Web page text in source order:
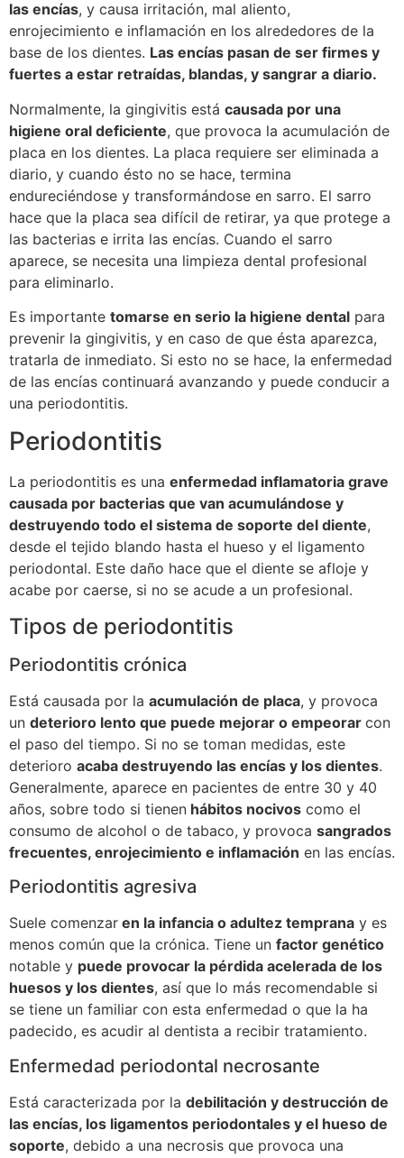
las encías, y causa irritación, mal aliento,
enrojecimiento e inflamación en los alrededores de la
base de los dientes. Las encías pasan de ser firmes y
fuertes a estar retraídas, blandas, y sangrar a diario.
Normalmente, la gingivitis está causada por una
higiene oral deficiente, que provoca la acumulación de
placa en los dientes. La placa requiere ser eliminada a
diario, y cuando ésto no se hace, termina
endureciéndose y transformándose en sarro. El sarro
hace que la placa sea difícil de retirar, ya que protege a
las bacterias e irrita las encías. Cuando el sarro
aparece, se necesita una limpieza dental profesional
para eliminarlo.
Es importante tomarse en serio la higiene dental para
prevenir la gingivitis, y en caso de que ésta aparezca,
tratarla de inmediato. Si esto no se hace, la enfermedad
de las encías continuará avanzando y puede conducir a
una periodontitis.
Periodontitis
La periodontitis es una enfermedad inflamatoria grave
causada por bacterias que van acumulándose y
destruyendo todo el sistema de soporte del diente,
desde el tejido blando hasta el hueso y el ligamento
periodontal. Este daño hace que el diente se afloje y
acabe por caerse, si no se acude a un profesional.
Tipos de periodontitis
Periodontitis crónica
Está causada por la acumulación de placa, y provoca
un deterioro lento que puede mejorar o empeorar con
el paso del tiempo. Si no se toman medidas, este
deterioro acaba destruyendo las encías y los dientes.
Generalmente, aparece en pacientes de entre 30 y 40
años, sobre todo si tienen hábitos nocivos como el
consumo de alcohol o de tabaco, y provoca sangrados
frecuentes, enrojecimiento e inflamación en las encías.
Periodontitis agresiva
Suele comenzar en la infancia o adultez temprana y es
menos común que la crónica. Tiene un factor genético
notable y puede provocar la pérdida acelerada de los
huesos y los dientes, así que lo más recomendable si
se tiene un familiar con esta enfermedad o que la ha
padecido, es acudir al dentista a recibir tratamiento.
Enfermedad periodontal necrosante
Está caracterizada por la debilitación y destrucción de
las encías, los ligamentos periodontales y el hueso de
soporte, debido a una necrosis que provoca una